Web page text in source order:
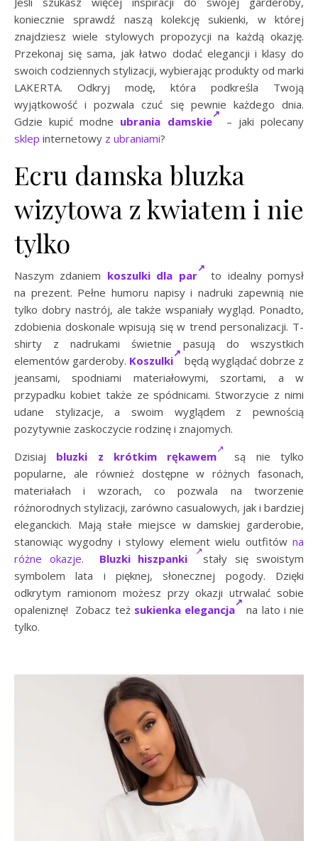
koniecznie sprawdź naszą kolekcję sukienki, w której
znajdziesz wiele stylowych propozycji na każdą okazję.
Przekonaj się sama, jak łatwo dodać elegancji i klasy do
swoich codziennych stylizacji, wybierając produkty od marki
LAKERTA. Odkryj modę, która podkreśla Twoją
wyjątkowość i pozwala czuć się pewnie każdego dnia.
Gdzie kupić modne ubrania damskie
– jaki polecany
sklep internetowy z ubraniami?
Ecru damska bluzka
wizytowa z kwiatem i nie
tylko
Naszym zdaniem koszulki dla par
to idealny pomysł
na prezent. Pełne humoru napisy i nadruki zapewnią nie
tylko dobry nastrój, ale także wspaniały wygląd. Ponadto,
zdobienia doskonale wpisują się w trend personalizacji. T-
shirty z nadrukami świetnie pasują do wszystkich
elementów garderoby. Koszulki
będą wyglądać dobrze z
jeansami, spodniami materiałowymi, szortami, a w
przypadku kobiet także ze spódnicami. Stworzycie z nimi
udane stylizacje, a swoim wyglądem z pewnością
pozytywnie zaskoczycie rodzinę i znajomych.
Dzisiaj bluzki z krótkim rękawem
są nie tylko
popularne, ale również dostępne w różnych fasonach,
materiałach i wzorach, co pozwala na tworzenie
różnorodnych stylizacji, zarówno casualowych, jak i bardziej
eleganckich. Mają stałe miejsce w damskiej garderobie,
stanowiąc wygodny i stylowy element wielu outfitów na
różne okazje. Bluzki hiszpanki
stały się swoistym
symbolem lata i pięknej, słonecznej pogody. Dzięki
odkrytym ramionom możesz przy okazji utrwalać sobie
opaleniznę! Zobacz też sukienka elegancja
na lato i nie
tylko.